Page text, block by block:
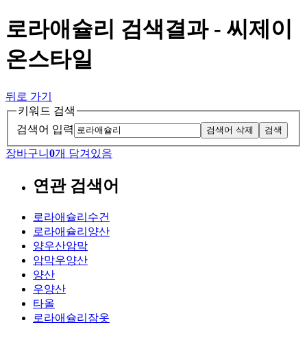
로라애슐리 검색결과 - 씨제이
온스타일
뒤로 가기
키워드 검색
검색어 입력
검색어 삭제 검색
장바구니 0개 담겨있음
연관 검색어
로라애슐리수건
로라애슐리양산
양우산암막
암막우양산
양산
우양산
타올
로라애슐리잠옷